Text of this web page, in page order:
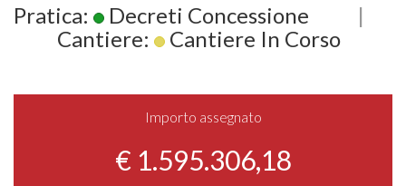
Pratica: Decreti Concessione
|
Cantiere:
Cantiere In Corso
Importo assegnato
€ 1.595.306,18